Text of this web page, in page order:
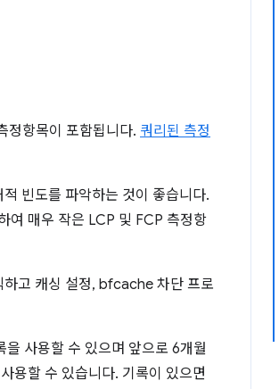
정항목이 포함됩니다. 쿼리된 측정
빈도를 파악하는 것이 좋습니다.
여 매우 작은 LCP 및 FCP 측정항
하고 캐싱 설정, bfcache 차단 프로
을 사용할 수 있으며 앞으로 6개월
용할 수 있습니다. 기록이 있으면